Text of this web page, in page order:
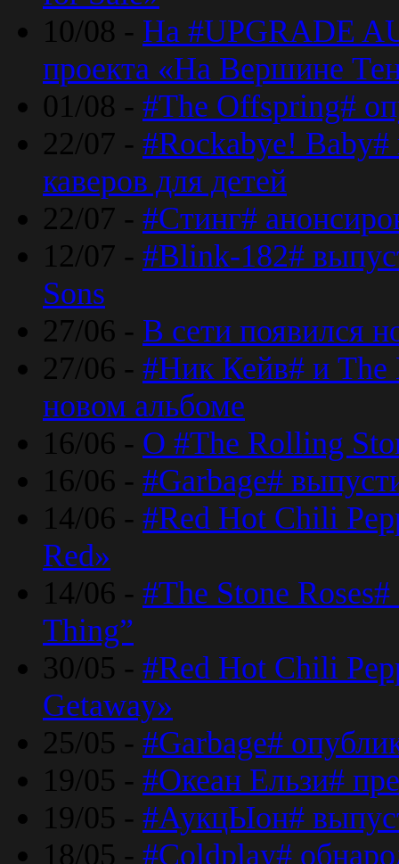
10/08 - На #UPGRADE
проекта «На Вершине
01/08 - #The Offspring#
22/07 - #Rockabye!
каверов для детей
22/07 - #Стинг#
12/07 - #Blink-182#
Sons
27/06 - В сети появился
27/06 - #Ник Кейв# и The
новом альбоме
16/06 - О #The Rolling
16/06 - #Garbage#
14/06 - #Red Hot Chili
Red»
14/06 - #The Stone
Thing”
30/05 - #Red Hot Chili
Getaway»
25/05 - #Garbage#
19/05 - #Океан Ельзи#
19/05 - #АукцЫон#
18/05 - #Coldplay#